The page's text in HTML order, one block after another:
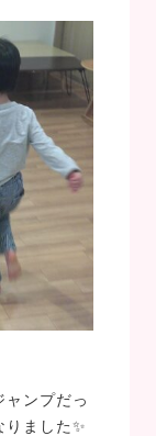
ンプだっ
ました✨